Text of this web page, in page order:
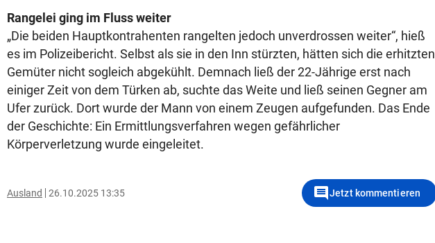
Rangelei ging im Fluss weiter
„Die beiden Hauptkontrahenten rangelten jedoch unverdrossen weiter“, hieß
es im Polizeibericht. Selbst als sie in den Inn stürzten, hätten sich die erhitzten
Gemüter nicht sogleich abgekühlt. Demnach ließ der 22-Jährige erst nach
einiger Zeit von dem Türken ab, suchte das Weite und ließ seinen Gegner am
Ufer zurück. Dort wurde der Mann von einem Zeugen aufgefunden. Das Ende
der Geschichte: Ein Ermittlungsverfahren wegen gefährlicher
Körperverletzung wurde eingeleitet.
Ausland 26.10.2025 13:35 commentJetzt kommentieren